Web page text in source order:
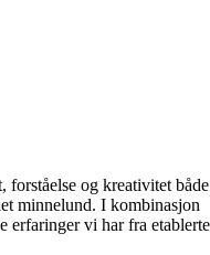
forståelse og kreativitet både
minnelund. I kombinasjon
erfaringer vi har fra etablerte